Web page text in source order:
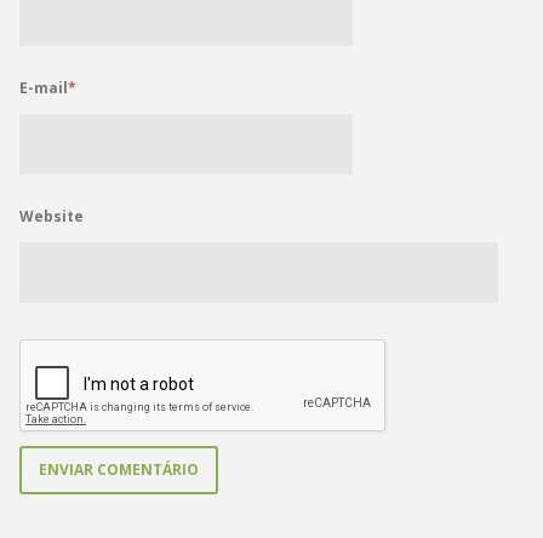
E-mail*
Website